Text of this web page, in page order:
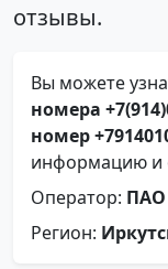
отзывы.
Вы можете
номера
номер
информацию и
Оператор: ПАО
Регион: